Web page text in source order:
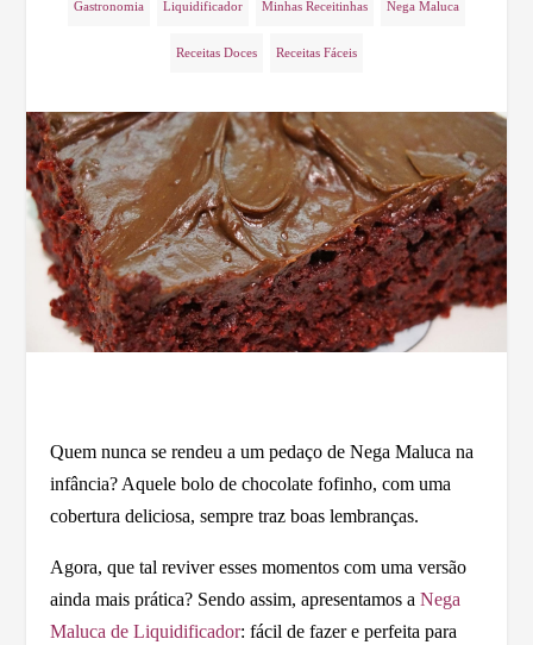
Gastronomia Liquidificador Minhas Receitinhas Nega Maluca
Receitas Doces Receitas Fáceis
Quem nunca se rendeu a um pedaço de Nega Maluca na
infância? Aquele bolo de chocolate fofinho, com uma
cobertura deliciosa, sempre traz boas lembranças.
Agora, que tal reviver esses momentos com uma versão
ainda mais prática? Sendo assim, apresentamos aNega
Maluca de Liquidificador: fácil de fazer e perfeita para